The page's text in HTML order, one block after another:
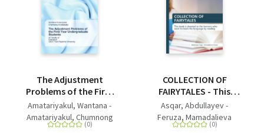
The Adjustment
Problems of the First
Year Undergraduate
Students - of Faculty
of Education Udon
Amatariyakul, Wantana -
Amatariyakul, Chumnong
COLLECTION OF
FAIRYTALES - This
book is devoted to the
learners who want to
learn the language by
Asqar, Abdullayev -
Feruza, Mamadalieva